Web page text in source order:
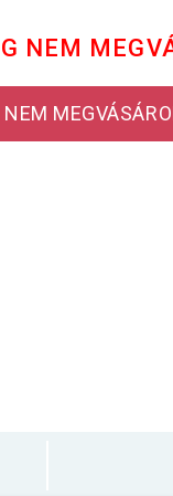
NEM